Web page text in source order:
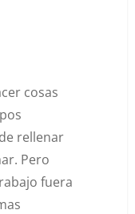
cosas
rellenar
Pero
fuera